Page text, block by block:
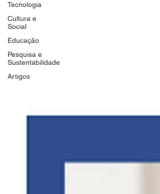
Tecnologia
Cultura e
Social
Educação
Pesquisa e
Sustentabilidade
Artigos